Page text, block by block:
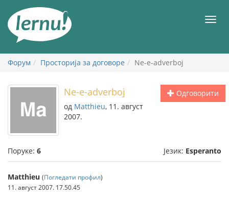
садржају
Форум Просторија за договоре Ne-e-adverboj
Одговорити
Ne-e-adverboj
од Matthieu, 11. август
2007.
Поруке: 6 Језик: Esperanto
Matthieu (Погледати профил)
11. август 2007. 17.50.45